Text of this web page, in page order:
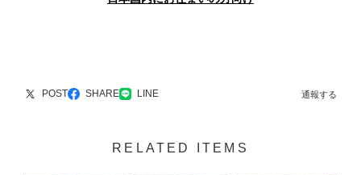
POST SHARE LINE 通報する
RELATED ITEMS